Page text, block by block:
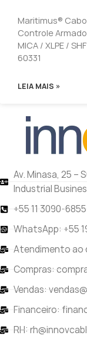
Maritimus®
Controle
MICA / XLPE /
60331
LEIA MAIS »
Av. Minasa, 25 –
Industrial
+55 11 3090-6855
WhatsApp: +55
Atendimento ao
Compras:
Vendas:
Financeiro:
RH: